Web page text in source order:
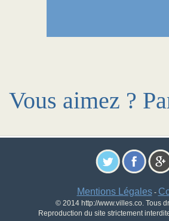
Vous aimez ?
Mentions Légales-
© 2014 http://www.villes.co. Tous
Reproduction du site strictement